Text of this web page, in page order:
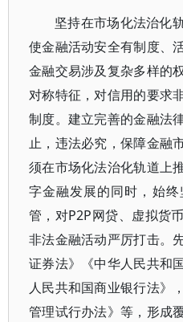
坚持在市场化法治化
使金融活动安全有制度、
金融交易涉及复杂多样的
对称特征，对信用的要求
制度。建立完善的金融法
止，违法必究，保障金融
须在市场化法治化轨道上
字金融发展的同时，始
管，对P2P网贷、虚拟货
非法金融活动严厉打击。
证券法》《中华人民共和
人民共和国商业银行法》
管理试行办法》等，形成